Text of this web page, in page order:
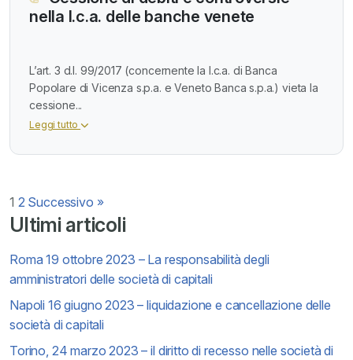
Ultimi articoli
Roma 19 ottobre 2023 – La responsabilità degli
amministratori delle società di capitali
Napoli 16 giugno 2023 – liquidazione e cancellazione delle
società di capitali
Torino, 24 marzo 2023 – il diritto di recesso nelle società di
nella l.c.a. delle banche venete
L’art. 3 d.l. 99/2017 (concernente la l.c.a. di Banca
Popolare di Vicenza s.p.a. e Veneto Banca s.p.a.) vieta la
cessione...
Leggi tutto
Paginazione
degli
articoli
1 2 Successivo »